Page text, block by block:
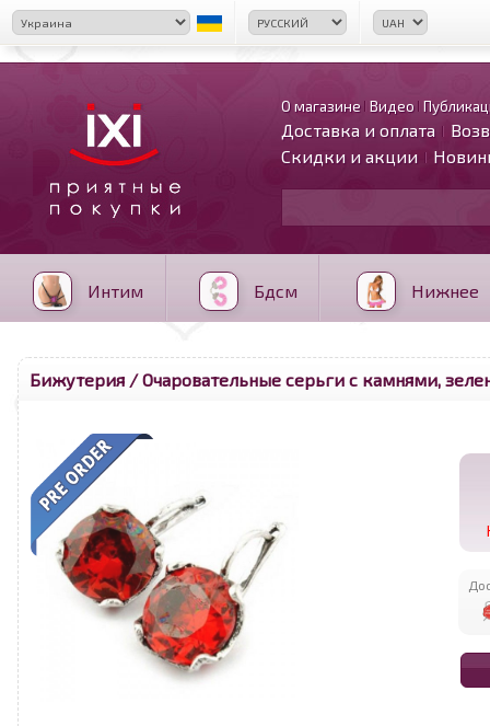
О магазине Видео
Доставка и оплата
Скидки и акции
Интим Бдсм Нижнее
Бижутерия / Очаровательные серьги с камнями,